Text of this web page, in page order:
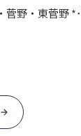
野・東菅野 *･